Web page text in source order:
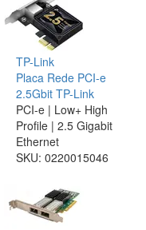
TP-Link
Placa Rede PCI-e
2.5Gbit TP-Link
PCI-e | Low+ High
Profile | 2.5 Gigabit
Ethernet
SKU: 0220015046